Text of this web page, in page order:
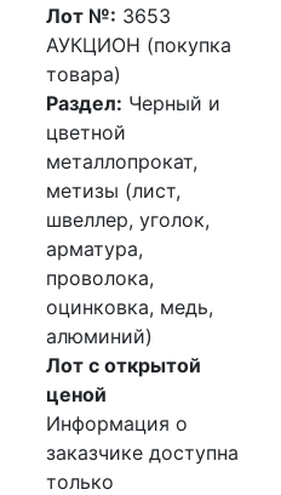
Лот №: 3653
АУКЦИОН (покупка
товара)
Раздел: Черный и
цветной
металлопрокат,
метизы (лист,
швеллер, уголок,
арматура,
проволока,
оцинковка, медь,
алюминий)
Лот с открытой
ценой
Информация о
заказчике доступна
только